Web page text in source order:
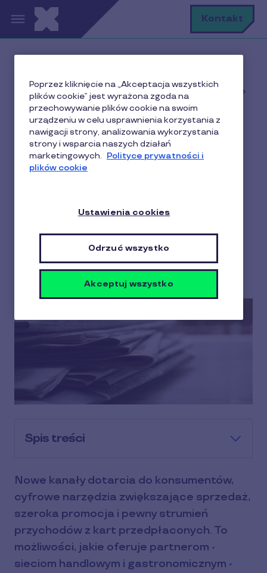
Przejdź do treści Kontakt
Baza wiedzy o motywowaniu i nagradzaniu w
biznesie
Aktualności
Pluxee - nowa marka oraz oferta dla branży retail i
HoReCa
Pluxee - nowa marka oraz
oferta dla branży retail i
Spis treści
Nowe kanały dotarcia do konsumentów,
cyfrowe narzędzia zwiększające sprzedaż,
szeroka promocja i pewny strumień
przychodów z kart przedpłaconych. To
możliwości, jakie oferuje partnerom -
sieciom handlowym i gastronomicznym -
Poprzez kliknięcie na „Akceptacja wszystkich
plików cookie” jest wyrażona zgoda na
przechowywanie plików cookie na swoim
urządzeniu w celu usprawnienia korzystania z
nawigacji strony, analizowania wykorzystania
strony i wsparcia naszych działań
marketingowych. Polityce prywatności i
plików cookie
Ustawienia cookies
Odrzuć wszystko
Akceptuj wszystko